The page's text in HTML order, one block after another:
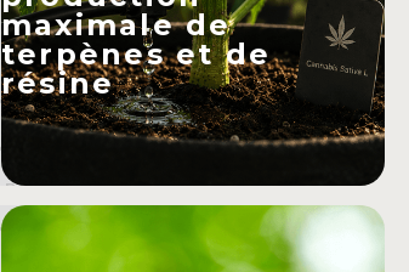
maximale de
terpènes et de
résine